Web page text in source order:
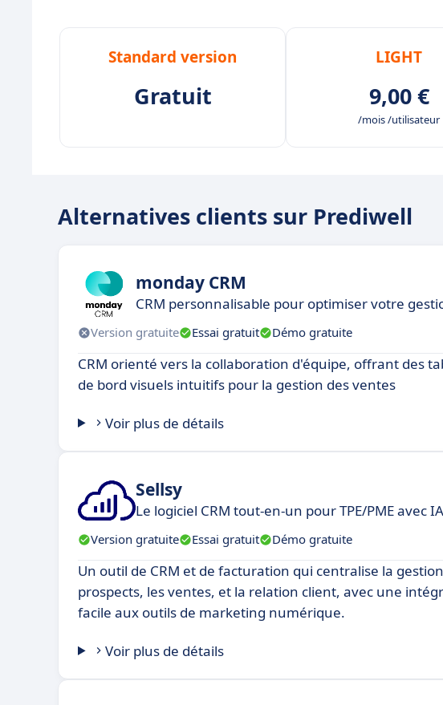
Standard version
Gratuit
LIGHT
9,00 €
/mois /utilisateur
Alternatives clients sur Prediwell
monday CRM
CRM personnalisable pour optimiser votre
Version gratuite Essai gratuit Démo gratuite
CRM orienté vers la collaboration d'équipe, offrant des
de bord visuels intuitifs pour la gestion des ventes
Voir plus de détails
Sellsy
Le logiciel CRM tout-en-un pour TPE/PME avec
Version gratuite Essai gratuit Démo gratuite
Un outil de CRM et de facturation qui centralise la
prospects, les ventes, et la relation client, avec une
facile aux outils de marketing numérique.
Voir plus de détails